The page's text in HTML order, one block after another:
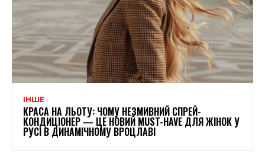
ІНШЕ
КРАСА НА ЛЬОТУ: ЧОМУ НЕЗМИВНИЙ СПРЕЙ-
КОНДИЦІОНЕР — ЦЕ НОВИЙ MUST-HAVE ДЛЯ ЖІНОК У
РУСІ В ДИНАМІЧНОМУ ВРОЦЛАВІ